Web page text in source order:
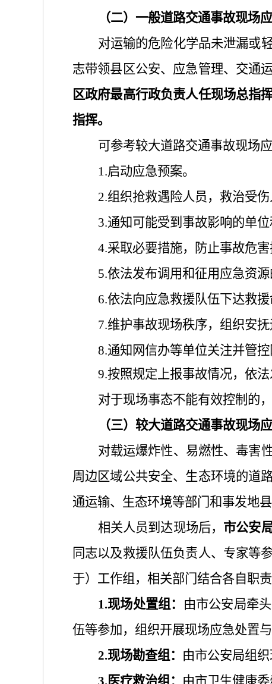
（二） 一般道路交通事故现场
对运输的危险化学品未泄漏或
志带领县区公安、 应急管理、交通
区政府最高行政负责人任现场总指
指挥。
可参考较大道路交通事故现场
1.启动应急预案。
2.组织抢救遇险人员，救治受
3.通知可能受到事故影响的单
4.采取必要措施，防止事故危
5.依法发布调用和征用应急资源
6.依法向应急救援队伍下达救援
7.维护事故现场秩序，组织安抚
8.通知网信办等单位关注并管控
9.按照规定上报事故情况，依
对于现场事态不能有效控制的
（三） 较大道路交通事故现场
对载运爆炸性、易燃性、毒害
周边区域公共安全、生态环境的道
通运输、生态环境等部门 和事发地
相关人员到达现场后， 市公安
同志以及救援队伍负责人、专家等
于） 工作组 ，相关部门 结合各自职
1.现场处置组：
由市公安局牵
伍等参加，组织开展现场应急处置与
2.现场勘查组： 由市公安局组
3. 医疗救治组： 由市卫生健康